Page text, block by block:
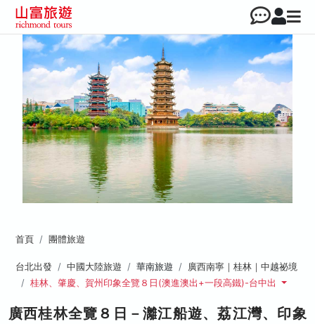
首頁 團體旅遊
台北出發 中國大陸旅遊 華南旅遊
廣西南寧｜桂林｜中越祕境
桂林、肇慶、賀州印象全覽８日(澳進澳出+一段高鐵)-台中出
廣西桂林全覽８日－灕江船遊、荔江灣、印象